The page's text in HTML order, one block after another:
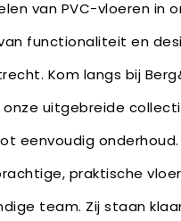
van PVC-vloeren in
functionaliteit en
Kom langs bij
uitgebreide
eenvoudig onderhoud.
praktische
team. Zij staan